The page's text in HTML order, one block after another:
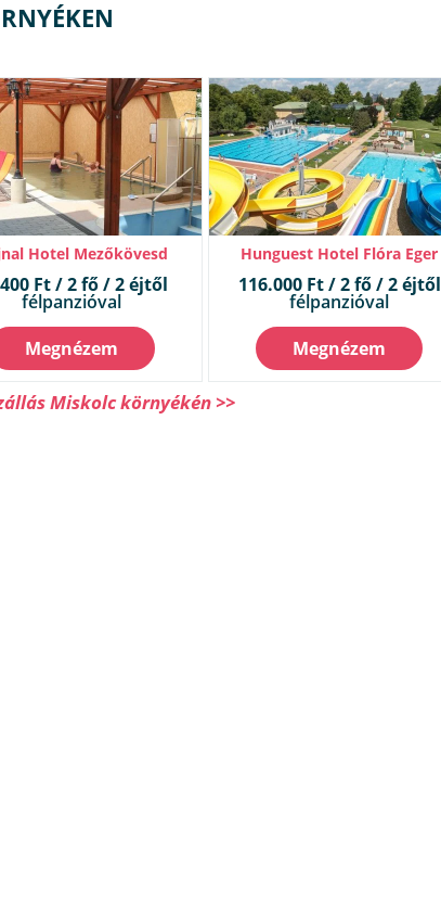
Hotel Mezőkövesd
Ft / 2 fő / 2 éjtől
félpanzióval
Megnézem
Hunguest Hotel Flóra Eger
116.000 Ft / 2 fő / 2 éjtől
félpanzióval
Megnézem
Miskolc környékén >>